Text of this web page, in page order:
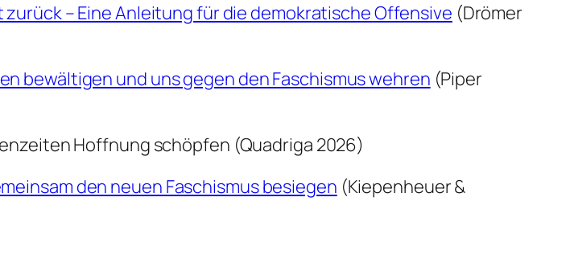
– Eine Anleitung für die demokratische Offensive (Drömer
bewältigen und uns gegen den Faschismus wehren (Piper
Hoffnung schöpfen (Quadriga 2026)
den neuen Faschismus besiegen (Kiepenheuer &